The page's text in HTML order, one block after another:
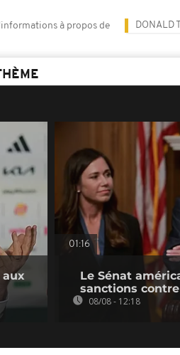
à propos de DONALD
01:16
Le Sénat
sanctions
08/08 - 12:18